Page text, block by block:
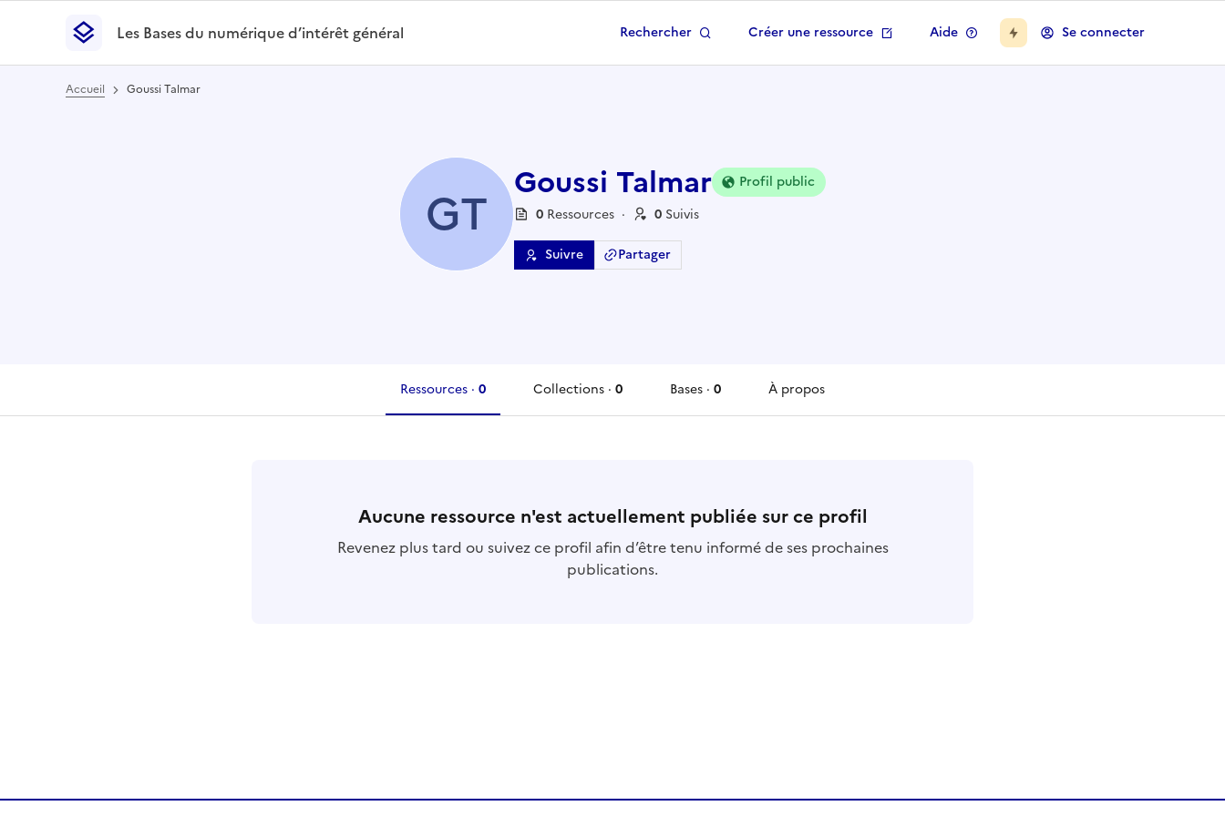
Les Bases du numérique d’intérêt général- Retour à la page d'accueil
Les Bases du numérique d’intérêt général
Rechercher Créer une ressource Aide Se connecter
Accueil Goussi Talmar
GT Goussi Talmar
Profil public
0 Ressources · 0 Suivis
Suivre Partager
Ressources · 0
ressources
Collections · 0
Bases · 0
À propos
Aucune ressource n'est actuellement publiée sur ce profil
Revenez plus tard ou suivez ce profil afin d’être tenu informé de ses prochaines
publications.